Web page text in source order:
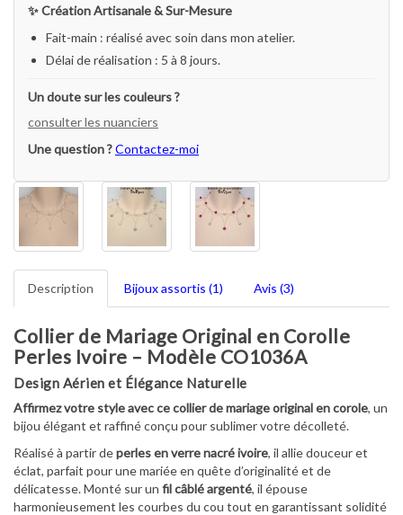
✨ Création Artisanale & Sur-Mesure
Fait-main : réalisé avec soin dans mon atelier.
Délai de réalisation : 5 à 8 jours.
Un doute sur les couleurs ?
consulter les nuanciers
Une question ?Contactez-moi
Description Bijoux assortis (1) Avis (3)
Collier de Mariage Original en Corolle
Perles Ivoire – Modèle CO1036A
Design Aérien et Élégance Naturelle
Affirmez votre style avec ce collier de mariage original en corole, un
bijou élégant et raffiné conçu pour sublimer votre décolleté.
Réalisé à partir deperles en verre nacré ivoire, il allie douceur et
éclat, parfait pour une mariée en quête d’originalité et de
délicatesse. Monté sur un fil câblé argenté, il épouse
harmonieusement les courbes du cou tout en garantissant solidité